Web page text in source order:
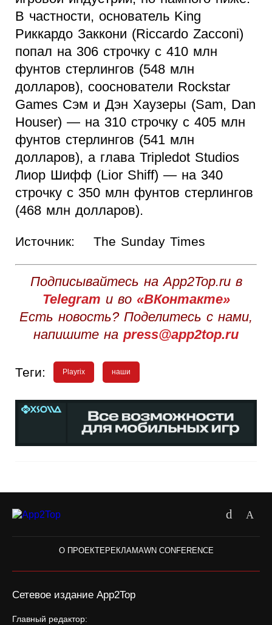
В частности, основатель King
Риккардо Заккони (Riccardo Zacconi)
попал на 306 строчку с 410 млн
фунтов стерлингов (548 млн
долларов), сооснователи Rockstar
Games Сэм и Дэн Хаузеры (Sam, Dan
Houser) — на 310 строчку с 405 млн
фунтов стерлингов (541 млн
долларов), а глава Tripledot Studios
Лиор Шифф (Lior Shiff) — на 340
строчку с 350 млн фунтов стерлингов
(468 млн долларов).
Источник: The Sunday Times
Подписывайтесь на App2Top.ru в
Telegram и во «ВКонтакте»
Есть новость? Поделитесь с нами,
напишите на press@app2top.ru
Теги: Playrix наши
О ПРОЕКТЕРЕКЛАМАWN CONFERENCE
Сетевое издание App2Top
Главный редактор: